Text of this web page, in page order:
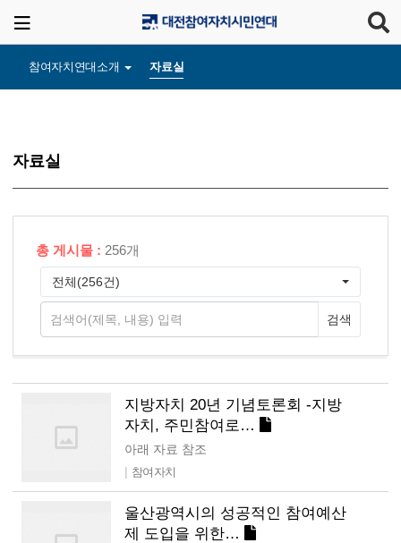
참여자치연대소개 자료실
자료실
총 게시물 : 256개
전체(256건)
검색
지방자치 20년 기념토론회 -지방
자치, 주민참여로…
아래 자료 참조
| 참여자치
울산광역시의 성공적인 참여예산
제 도입을 위한…